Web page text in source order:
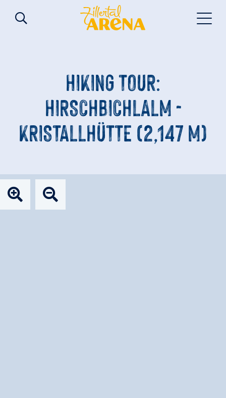
HIKING TOUR:
HIRSCHBICHLALM -
KRISTALLHÜTTE (2,147 M)